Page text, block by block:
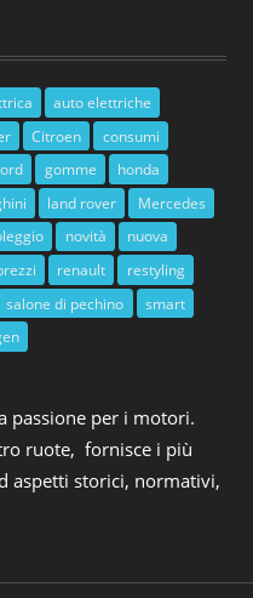
auto elettriche
Citroen
consumi
gomme
honda
land rover
Mercedes
novità
nuova
renault
restyling
salone di pechino
smart
passione per i motori.
ruote, fornisce i più
aspetti storici, normativi,